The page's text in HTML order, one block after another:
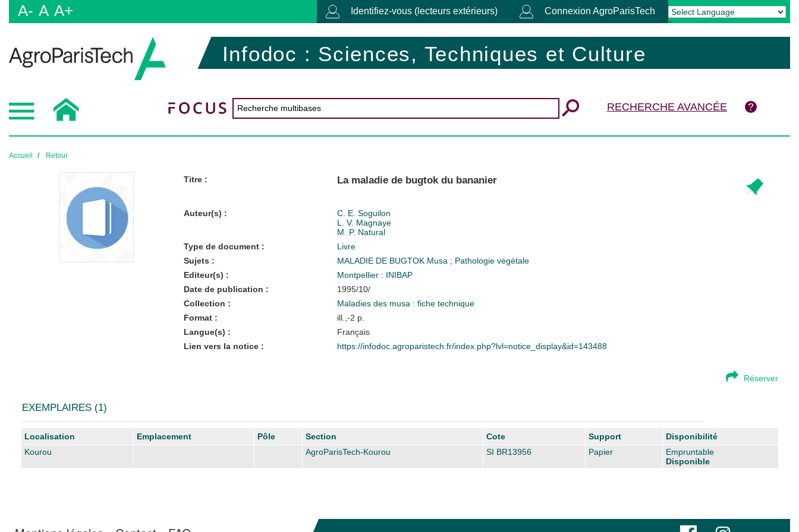
A- A A+ Identifiez-vous (lecteurs extérieurs) Connexion AgroParisTech
Powered by Translate
Infodoc : Sciences, Techniques et Culture
RECHERCHE AVANCÉE
Accueil Retour
Titre : La maladie de bugtok du bananier
Auteur(s) :
C. E. Soguilon
L. V. Magnaye
M. P. Natural
Type de document :
Livre
Sujets :
MALADIE DE BUGTOK Musa ; Pathologie végétale
Editeur(s) :
Montpellier : INIBAP
Date de publication :
1995/10/
Collection :
Maladies des musa : fiche technique
Format :
ill.,-2 p.
Langue(s) :
Français
Lien vers la notice :
https://infodoc.agroparistech.fr/index.php?lvl=notice_display&id=143488
Réserver
EXEMPLAIRES (1)
Liste des exemplaires
Localisation Emplacement Pôle Section Cote Support
Disponibilité
Kourou
AgroParisTech-Kourou SI BR13956 Papier
Empruntable
Disponible